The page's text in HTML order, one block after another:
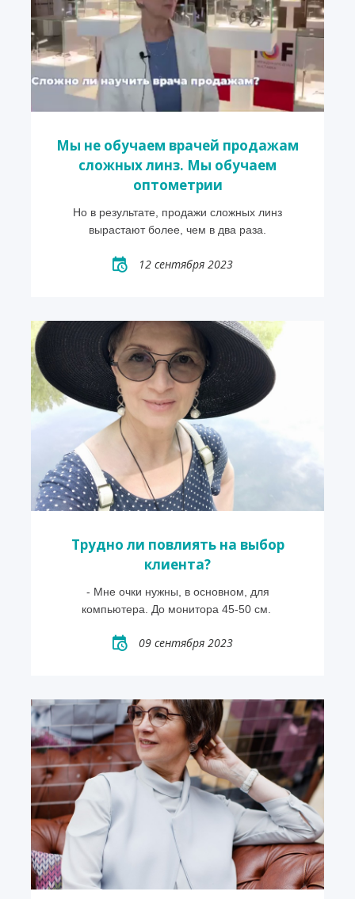
Мы не обучаем врачей продажам
сложных линз. Мы обучаем
оптометрии
Но в результате, продажи сложных линз
вырастают более, чем в два раза.
12 сентября 2023
Трудно ли повлиять на выбор
клиента?
- Мне очки нужны, в основном, для
компьютера. До монитора 45-50 см.
09 сентября 2023